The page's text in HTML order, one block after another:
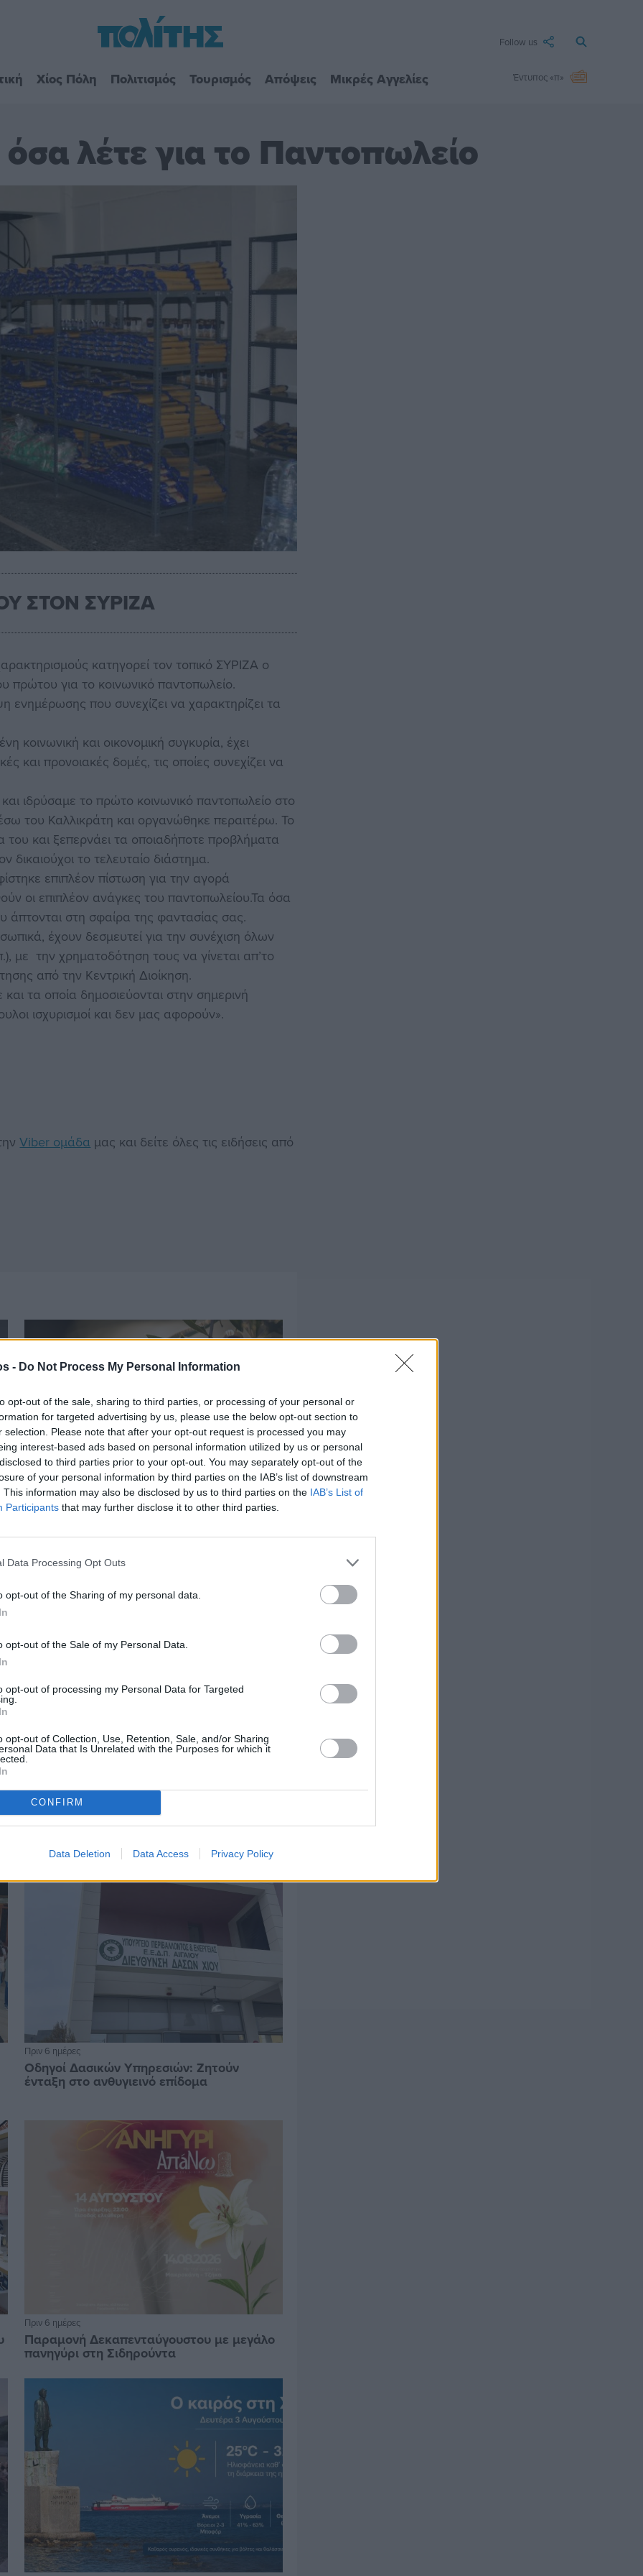
- Do Not Process My Personal Information
opt-out of the sale, sharing to third parties, or processing of your personal or
for targeted advertising by us, please use the below opt-out section to
selection. Please note that after your opt-out request is processed you may
interest-based ads based on personal information utilized by us or personal
to third parties prior to your opt-out. You may separately opt-out of the
of your personal information by third parties on the IAB’s list of downstream
This information may also be disclosed by us to third parties on the IAB’s List of
Participants that may further disclose it to other third parties.
Data Processing Opt Outs
opt-out of the Sharing of my personal data.
opt-out of the Sale of my Personal Data.
opt-out of processing my Personal Data for Targeted
opt-out of Collection, Use, Retention, Sale, and/or Sharing
Data that Is Unrelated with the Purposes for which it
CONFIRM
Data Deletion Data Access Privacy Policy
Follow us
Χίος Πόλη Πολιτισμός Τουρισμός Απόψεις Μικρές Αγγελίες Έντυπος «π»
λέτε για το Παντοπωλείο
ΣΤΟΝ ΣΥΡΙΖΑ
κατηγορεί τον τοπικό ΣΥΡΙΖΑ ο
για το κοινωνικό παντοπωλείο.
ενημέρωσης που συνεχίζει να χαρακτηρίζει τα
κοινωνική και οικονομική συγκυρία, έχει
και προνοιακές δομές, τις οποίες συνεχίζει να
ιδρύσαμε το πρώτο κοινωνικό παντοπωλείο στο
του Καλλικράτη και οργανώθηκε περαιτέρω. Το
του και ξεπερνάει τα οποιαδήποτε προβλήματα
το τελευταίο διάστημα.
επιπλέον πίστωση για την αγορά
οι επιπλέον ανάγκες του παντοπωλείου.Τα όσα
άπτονται στη σφαίρα της φαντασίας σας.
έχουν δεσμευτεί για την συνέχιση όλων
με την χρηματοδότηση τους να γίνεται απ’το
από την Κεντρική Διοίκηση.
τα οποία δημοσιεύονται στην σημερινή
ισχυρισμοί και δεν μας αφορούν».
Viber ομάδα μας και δείτε όλες τις ειδήσεις από
Ελαιοκομικό Μητρώο: Ξεκινά η
Χίο
Πριν 6 ημέρες
Αδειάζουν τα νησιά – Το δημογραφικό στο
«κόκκινο»
Πριν 6 ημέρες
Οδηγοί Δασικών Υπηρεσιών: Ζητούν
ένταξη στο ανθυγιεινό επίδομα
Πριν 6 ημέρες
Παραμονή Δεκαπενταύγουστου με μεγάλο
πανηγύρι στη Σιδηρούντα